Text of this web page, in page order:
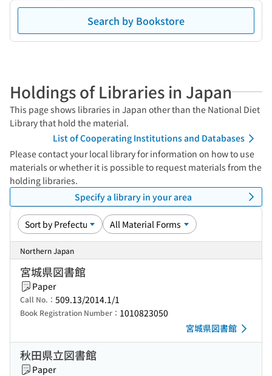
Search by Bookstore
Holdings of Libraries in Japan
This page shows libraries in Japan other than the National Diet
Library that hold the material.
List of Cooperating Institutions and Databases
Please contact your local library for information on how to use
materials or whether it is possible to request materials from the
holding libraries.
Specify a library in your area
Northern Japan
宮城県図書館
Paper
Call No.： 509.13/2014.1/1
Book Registration Number： 1010823050
宮城県図書館
秋田県立図書館
Paper